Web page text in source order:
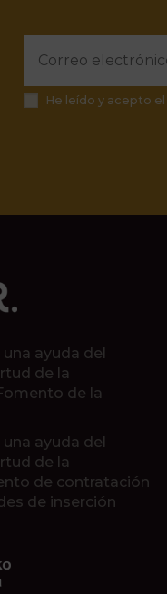
He leído y acepto el
ayuda del
de la
de la
ayuda del
de la
de contratación
de inserción